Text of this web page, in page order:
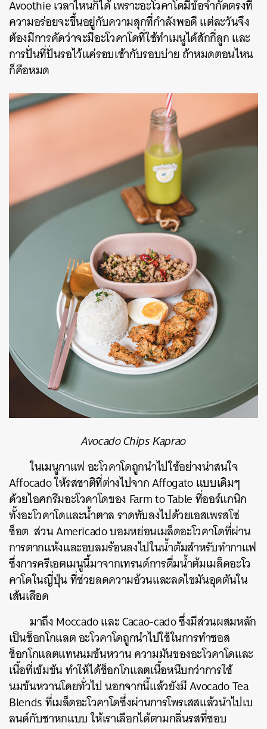
Avoothie เวลาไหนก็ได้ เพราะอะโวคาโดมีข้อจำกัดตรงที่
ความอร่อยจะขึ้นอยู่กับความสุกที่กำลังพอดี แต่ละวันจึง
ต้องมีการคัดว่าจะมีอะโวคาโดที่ใช้ทำเมนูได้สักกี่ลูก และ
การปั่นที่ปั่นรอไว้แค่รอบเช้ากับรอบบ่าย ถ้าหมดตอนไหน
ก็คือหมด
Avocado Chips Kaprao
ในเมนูกาแฟ อะโวคาโดถูกนำไปใช้อย่างน่าสนใจ
Affocado ให้รสชาติที่ต่างไปจาก Affogato แบบเดิมๆ
ด้วยไอศกรีมอะโวคาโดของ Farm to Table ที่ออร์แกนิก
ทั้งอะโวคาโดและน้ำตาล ราดทับลงไปด้วยเอสเพรสโซ่
ช็อต ส่วน Americado บอมหย่อนเมล็ดอะโวคาโดที่ผ่าน
การตากแห้งและอบลมร้อนลงไปในน้ำต้มสำหรับทำกาแฟ
ซึ่งการครีเอตเมนูนี้มาจากเทรนด์การดื่มน้ำต้มเมล็ดอะโว
คาโดในญี่ปุ่น ที่ช่วยลดความอ้วนและลดไขมันอุดตันใน
เส้นเลือด
มาถึง Moccado และ Cacao-cado ซึ่งมีส่วนผสมหลัก
เป็นช็อกโกแลต อะโวคาโดถูกนำไปใช้ในการทำซอส
ช็อกโกแลตแทนนมข้นหวาน ความมันของอะโวคาโดและ
เนื้อที่เข้มข้น ทำให้ได้ช็อกโกแลตเนื้อหนึบกว่าการใช้
นมข้นหวานโดยทั่วไป นอกจากนี้แล้วยังมี Avocado Tea
Blends ที่เมล็ดอะโวคาโดซึ่งผ่านการโพรเสสแล้วนำไปเบ
ลนด์กับชาหกแบบ ให้เราเลือกได้ตามกลิ่นรสที่ชอบ